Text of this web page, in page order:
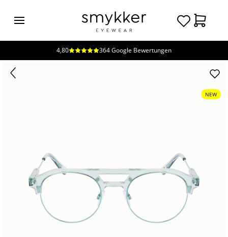
Login
Unsere
Preise
Kontakt
Jobs
Kostenfreie Typberatung
Kostenfreier Sehtest
4,80 364 Google Bewertungen
NEW